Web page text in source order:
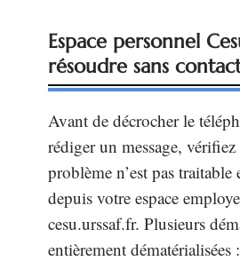
Espace personnel
résoudre sans
Avant de décrocher le
rédiger un message,
problème n’est pas
depuis votre espace
cesu.urssaf.fr. Plusieurs
entièrement dématérialisées :